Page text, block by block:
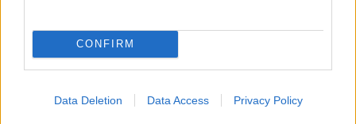
CONFIRM
Data Deletion Data Access Privacy Policy
χρόνια ακόμα”
ΔΙΑΦΗΜΙΣΗ